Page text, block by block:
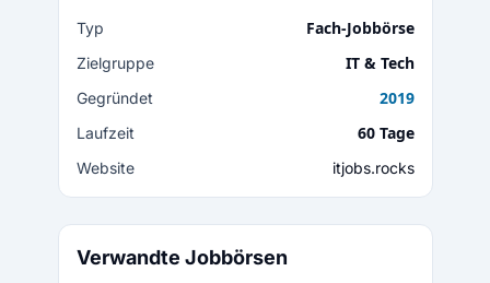
Typ Fach-Jobbörse
Zielgruppe IT & Tech
Gegründet 2019
Laufzeit 60 Tage
Website itjobs.rocks
Verwandte Jobbörsen